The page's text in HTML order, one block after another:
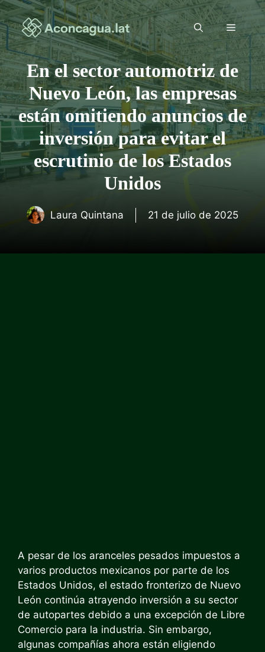
Saltar
al
contenido
Menú
En el sector automotriz de
Nuevo León, las empresas
están omitiendo anuncios de
inversión para evitar el
escrutinio de los Estados
Unidos
Laura Quintana 21 de julio de 2025
A pesar de los aranceles pesados impuestos a
varios productos mexicanos por parte de los
Estados Unidos, el estado fronterizo de Nuevo
León continúa atrayendo inversión a su sector
de autopartes debido a una excepción de Libre
Comercio para la industria. Sin embargo,
algunas compañías ahora están eligiendo